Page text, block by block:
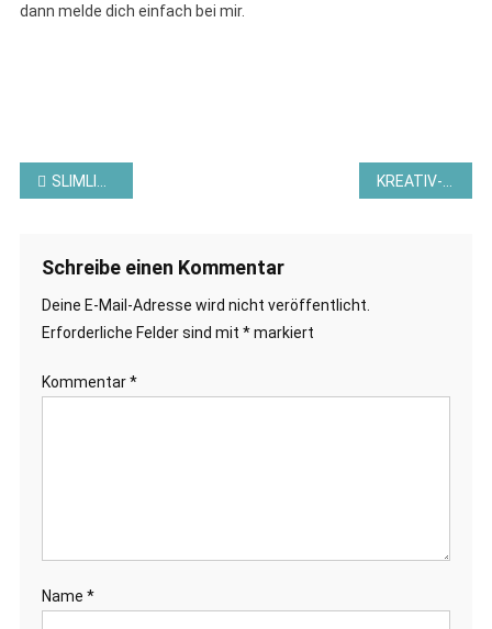
dann melde dich einfach bei mir.
Beitragsnavigation
SLIMLINE – WASSERFALLKARTE MIT DEM PRODUKTPAKET APFELERNTE – STAMPIN´UP!
Schreibe einen Kommentar
Deine E-Mail-Adresse wird nicht veröffentlicht.
Erforderliche Felder sind mit *markiert
Kommentar*
Name *